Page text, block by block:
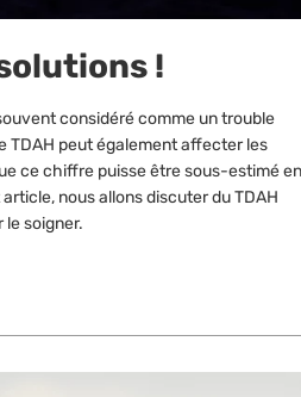
!
considéré comme un trouble
TDAH peut également affecter les
ce chiffre puisse être sous-estimé en
nous allons discuter du TDAH
le soigner.